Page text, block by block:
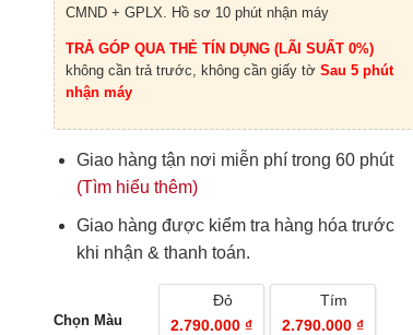
CMND + GPLX. Hồ sơ 10 phút nhận máy
TRẢ GÓP QUA THẺ TÍN DỤNG (LÃI SUẤT 0%)
không cần trả trước, không cần giấy tờ Sau 5 phút
nhận máy
Giao hàng tận nơi miễn phí trong 60 phút
(Tìm hiểu thêm)
Giao hàng được kiểm tra hàng hóa trước
khi nhận & thanh toán.
Chọn Màu
Đỏ
2.790.000 ₫
Tím
2.790.000 ₫